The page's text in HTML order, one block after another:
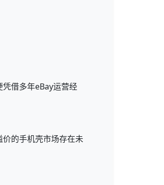
借多年eBay运营经
的手机壳市场存在未